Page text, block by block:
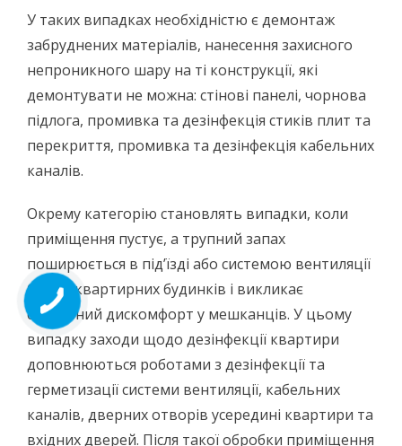
У таких випадках необхідністю є демонтаж
забруднених матеріалів, нанесення захисного
непроникного шару на ті конструкції, які
демонтувати не можна: стінові панелі, чорнова
підлога, промивка та дезінфекція стиків плит та
перекриття, промивка та дезінфекція кабельних
каналів.
Окрему категорію становлять випадки, коли
приміщення пустує, а трупний запах
поширюється в під’їзді або системою вентиляції
багатоквартирних будинків і викликає
серйозний дискомфорт у мешканців. У цьому
випадку заходи щодо дезінфекції квартири
доповнюються роботами з дезінфекції та
герметизації системи вентиляції, кабельних
каналів, дверних отворів усередині квартири та
вхідних дверей. Після такої обробки приміщення